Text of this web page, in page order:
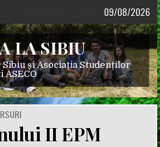
09/08/2026
LA SIBIU
și Asociația Studenților
ASECO
II EPM